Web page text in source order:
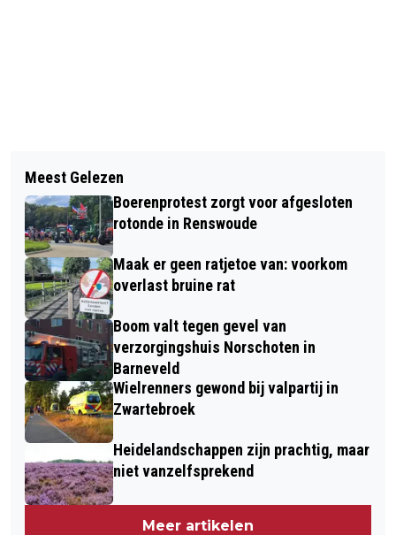
HIER VIND JE DE LAATSTE UPDATES
OVER HET WEER VOOR DE KOMENDE
PAASDAGEN
AFSCHEID GEMEENTERAAD
BARNEVELD
Meest Gelezen
Boerenprotest zorgt voor afgesloten
rotonde in Renswoude
Maak er geen ratjetoe van: voorkom
overlast bruine rat
Boom valt tegen gevel van
verzorgingshuis Norschoten in
Barneveld
Wielrenners gewond bij valpartij in
Zwartebroek
Heidelandschappen zijn prachtig, maar
niet vanzelfsprekend
Meer artikelen